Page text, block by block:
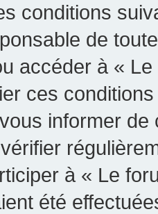
conditions
de
accéder à «
ces
informer
à « Le
été